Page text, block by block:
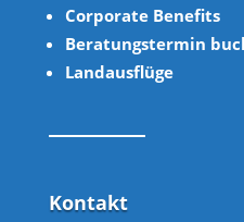
Corporate Benefits
Beratungstermin
Landausflüge
Kontakt